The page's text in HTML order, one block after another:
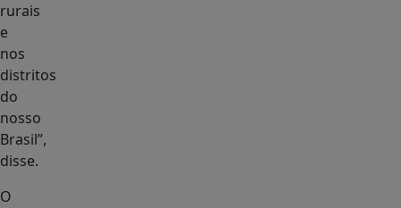
rurais
e
nos
distritos
do
nosso
Brasil”,
disse.
O